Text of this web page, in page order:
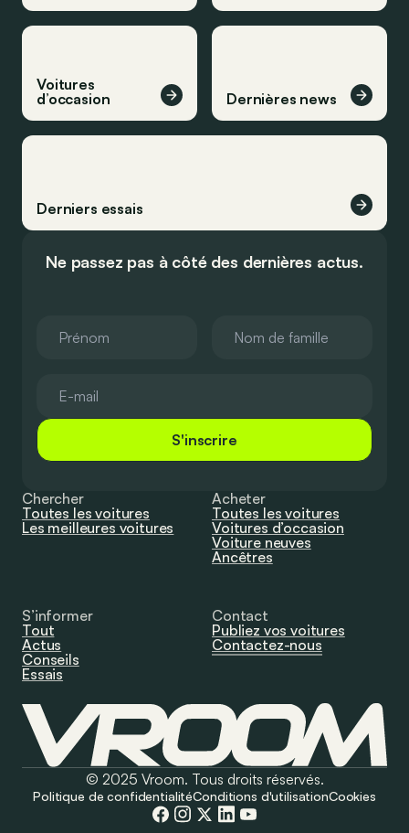
Voitures
d’occasion
Dernières news
Derniers essais
Ne passez pas à côté des dernières actus.
S'inscrire
Chercher
Toutes les voitures
Les meilleures voitures
Acheter
Toutes les voitures
Voitures d’occasion
Voiture neuves
Ancêtres
S’informer
Tout
Actus
Conseils
Essais
Contact
Publiez vos voitures
Contactez-nous
© 2025 Vroom. Tous droits réservés.
Politique de confidentialitéConditions d'utilisationCookies